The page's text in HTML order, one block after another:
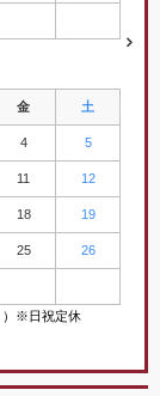
金 土
4 5
11 12
18 19
25 26
）※日祝定休